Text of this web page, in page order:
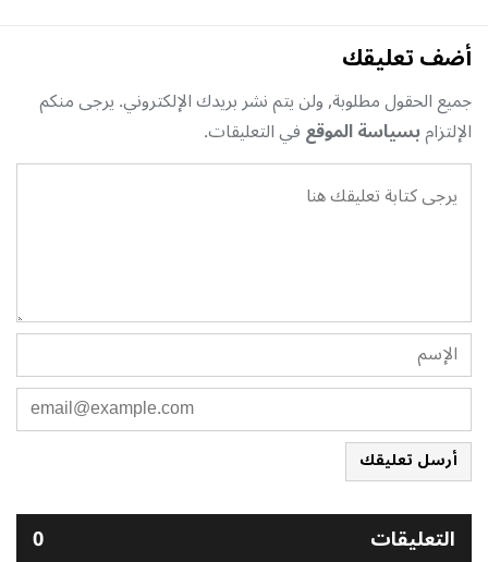
أضف تعليقك
جميع الحقول مطلوبة, ولن يتم نشر بريدك الإلكتروني. يرجى منكم
الإلتزامبسياسة الموقعفي التعليقات.
أرسل تعليقك
التعليقات 0